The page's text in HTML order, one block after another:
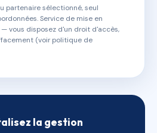
partenaire sélectionné, seul
Service de mise en
vous disposez d'un droit d'accès,
(voir politique de
la gestion